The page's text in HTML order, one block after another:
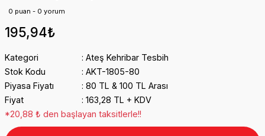
0 puan - 0 yorum
195,94₺
Kategori
Ateş Kehribar Tesbih
Stok Kodu
AKT-1805-80
Piyasa Fiyatı
80 TL & 100 TL Arası
Fiyat
163,28 TL + KDV
*20,88 ₺ den başlayan taksitlerle!!